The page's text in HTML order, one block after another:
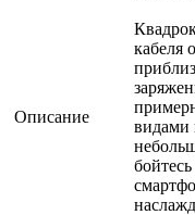
Описание
кабеля
видами